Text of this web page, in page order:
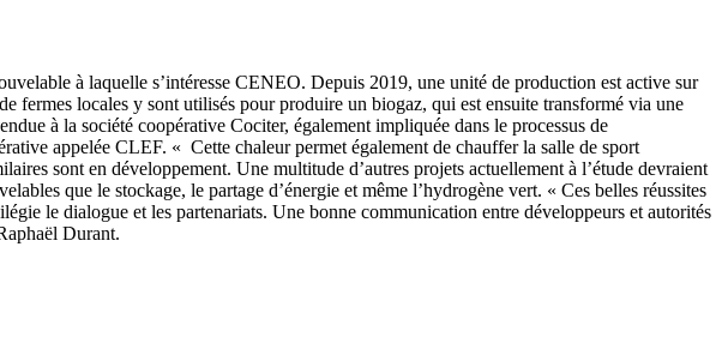
à laquelle s’intéresse CENEO. Depuis 2019, une unité de production est active sur
fermes locales y sont utilisés pour produire un biogaz, qui est ensuite transformé via une
à la société coopérative Cociter, également impliquée dans le processus de
appelée CLEF. « Cette chaleur permet également de chauffer la salle de sport
sont en développement. Une multitude d’autres projets actuellement à l’étude devraient
que le stockage, le partage d’énergie et même l’hydrogène vert. « Ces belles réussites
le dialogue et les partenariats. Une bonne communication entre développeurs et autorités
Durant.